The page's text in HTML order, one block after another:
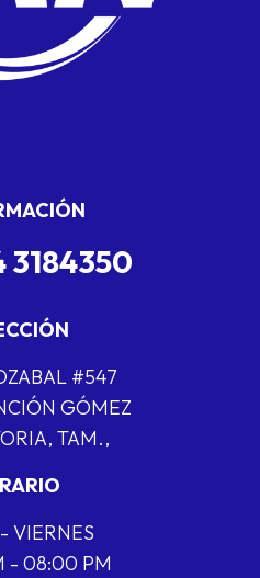
3184350
#547
GÓMEZ
TAM.,
VIERNES
- 08:00 PM